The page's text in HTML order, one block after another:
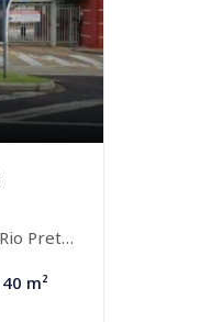
SP
m²